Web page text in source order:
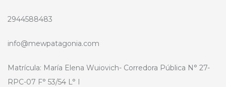
2944588483
info@mewpatagonia.com
Matrícula: María Elena Wuiovich- Corredora Pública N° 27-
RPC-07 F° 53/54 L° I